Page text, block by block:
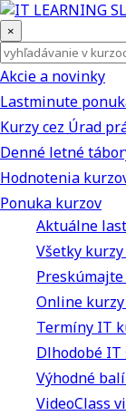
×
Akcie a novinky
Lastminute
Kurzy cez Úrad
Denné letné
Hodnotenia
Ponuka kurzov
Aktuálne
Všetky
Online
Termíny IT
Dlhodobé
Výhodné
VideoClass